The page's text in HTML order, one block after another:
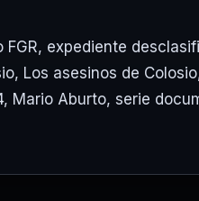
FGR, expediente
, Los asesinos de Colosio
, Mario Aburto, serie